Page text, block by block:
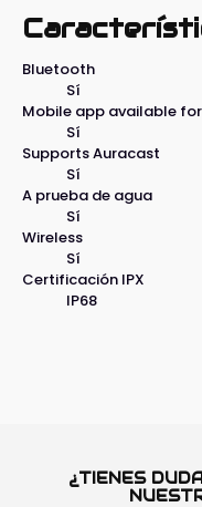
Bluetooth
Sí
Mobile app available
Sí
Supports Auracast
Sí
A prueba de agua
Sí
Wireless
Sí
Certificación IPX
IP68
¿TIENES